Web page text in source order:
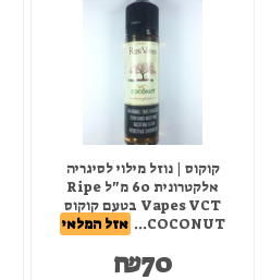
קוקוס | נוזל מילוי לסיגריה
אלקטרונית 60 מ"ל Ripe
Vapes VCT בטעם קוקוס
COCONUT...
אזל המלאי
₪70